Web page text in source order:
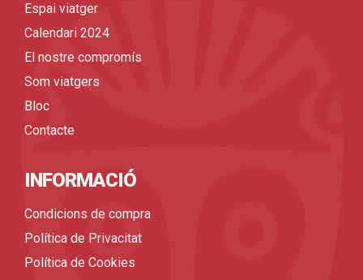
Espai viatger
Calendari 2024
El nostre compromís
Som viatgers
Bloc
Contacte
INFORMACIÓ
Condicions de compra
Política de Privacitat
Política de Cookies